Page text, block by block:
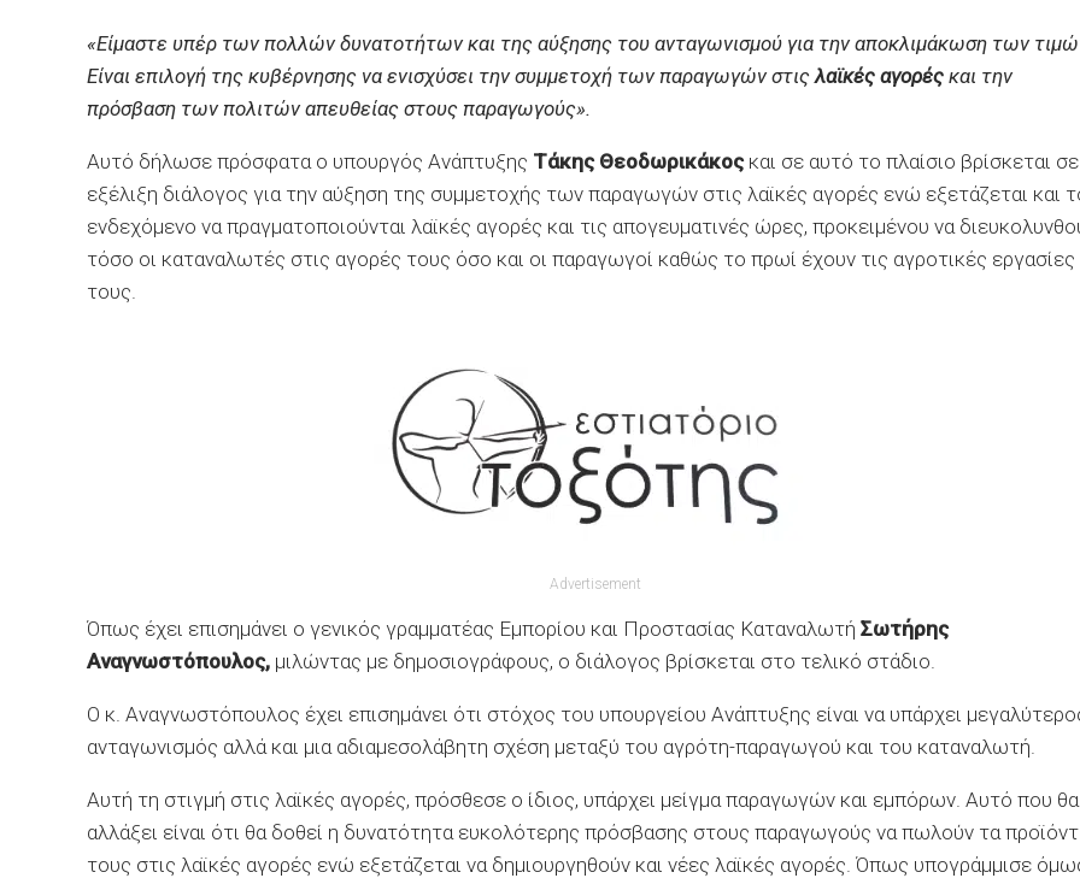
«Είμαστε υπέρ των πολλών δυνατοτήτων και της αύξησης του ανταγωνισμού για την αποκλιμάκωση των
Είναι επιλογή της κυβέρνησης να ενισχύσει την συμμετοχή των παραγωγών στιςλαϊκές αγορές και την
πρόσβαση των πολιτών απευθείας στους παραγωγούς».
Αυτό δήλωσε πρόσφατα ο υπουργός Ανάπτυξης Τάκης Θεοδωρικάκοςκαι σε αυτό το πλαίσιο βρίσκεται σε
εξέλιξη διάλογος για την αύξηση της συμμετοχής των παραγωγών στις λαϊκές αγορές ενώ εξετάζεται και
ενδεχόμενο να πραγματοποιούνται λαϊκές αγορές και τις απογευματινές ώρες, προκειμένου να
τόσο οι καταναλωτές στις αγορές τους όσο και οι παραγωγοί καθώς το πρωί έχουν τις αγροτικές εργασίες
τους.
Advertisement
Όπως έχει επισημάνει ο γενικός γραμματέας Εμπορίου και Προστασίας Καταναλωτή Σωτήρης
Αναγνωστόπουλος, μιλώντας με δημοσιογράφους, ο διάλογος βρίσκεται στο τελικό στάδιο.
Ο κ. Αναγνωστόπουλος έχει επισημάνει ότι στόχος του υπουργείου Ανάπτυξης είναι να υπάρχει
ανταγωνισμός αλλά και μια αδιαμεσολάβητη σχέση μεταξύ του αγρότη-παραγωγού και του καταναλωτή.
Αυτή τη στιγμή στις λαϊκές αγορές, πρόσθεσε ο ίδιος, υπάρχει μείγμα παραγωγών και εμπόρων. Αυτό που θα
αλλάξει είναι ότι θα δοθεί η δυνατότητα ευκολότερης πρόσβασης στους παραγωγούς να πωλούν τα
τους στις λαϊκές αγορές ενώ εξετάζεται να δημιουργηθούν και νέες λαϊκές αγορές. Όπως υπογράμμισε